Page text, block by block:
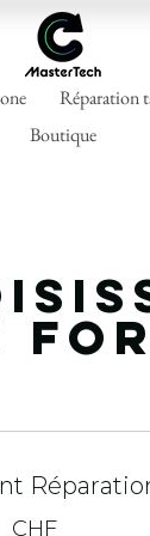
Réparation
Boutique
CHF